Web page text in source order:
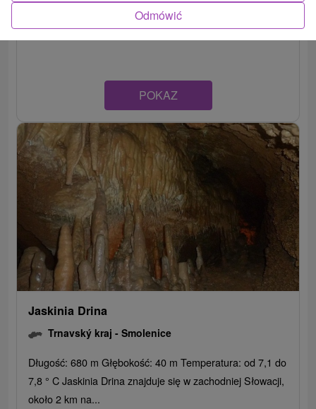
Trnava
POKAZ
Jaskinia Drina
Trnavský kraj -Smolenice
Długość: 680 m Głębokość: 40 m Temperatura: od 7,1 do
7,8 ° C Jaskinia Drina znajduje się w zachodniej Słowacji,
około 2 km na...
Odmówić